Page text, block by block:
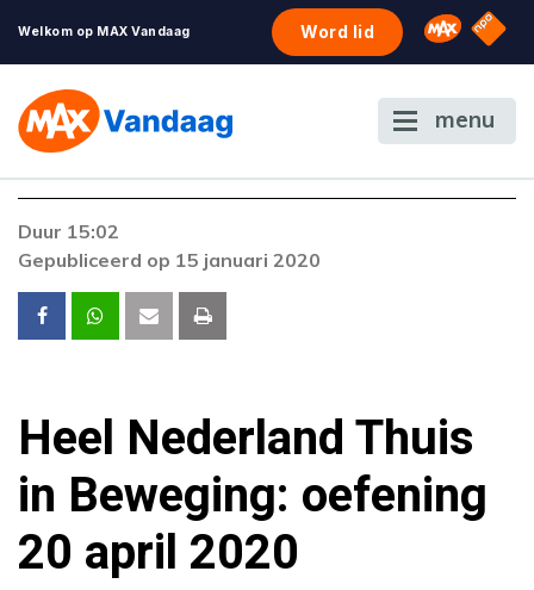
Welkom op MAX Vandaag Word lid Omroep
NPO
menu
Duur 15:02
Gepubliceerd op 15 januari 2020
Heel Nederland Thuis
in Beweging: oefening
20 april 2020